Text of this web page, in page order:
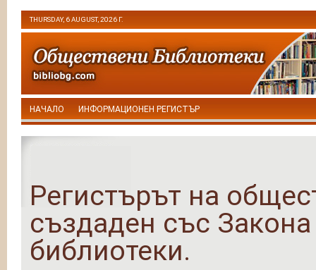
THURSDAY, 6 AUGUST, 2026 Г.
НАЧАЛО ИНФОРМАЦИОНЕН РЕГИСТЪР
Регистърът на
създаден със
библиотеки.